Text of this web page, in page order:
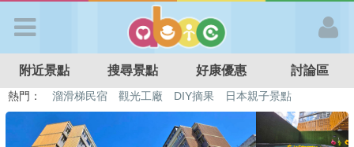
APP登入
首 頁
附近景點 搜尋景點 好康優惠 討論區
熱門： 溜滑梯民宿 觀光工廠 DIY摘果
日本親子景點
特色遊戲場
親子住房優惠 台北親子餐廳 溫泉泡湯SPA